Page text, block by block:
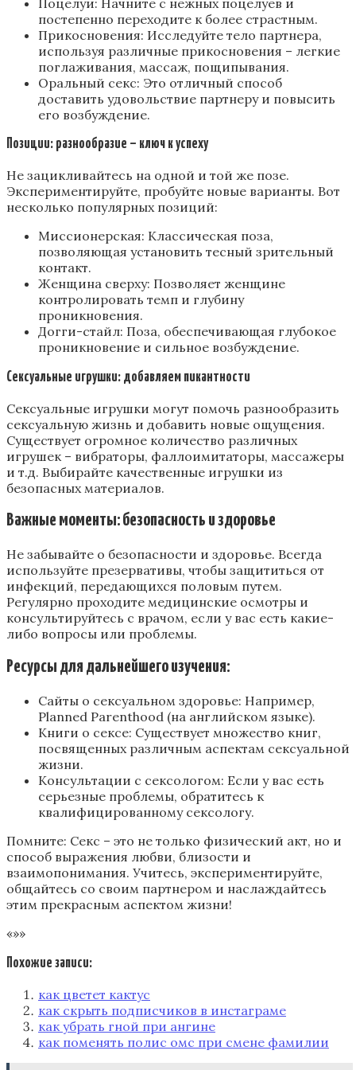
постепенно переходите к более страстным.
Прикосновения: Исследуйте тело партнера‚
используя различные прикосновения – легкие
поглаживания‚ массаж‚ пощипывания.
Оральный секс: Это отличный способ
доставить удовольствие партнеру и повысить
его возбуждение.
Позиции: разнообразие – ключ к успеху
Не зацикливайтесь на одной и той же позе.
Экспериментируйте‚ пробуйте новые варианты. Вот
несколько популярных позиций:
Миссионерская: Классическая поза‚
позволяющая установить тесный зрительный
контакт.
Женщина сверху: Позволяет женщине
контролировать темп и глубину
проникновения.
Догги-стайл: Поза‚ обеспечивающая глубокое
проникновение и сильное возбуждение.
Сексуальные игрушки: добавляем пикантности
Сексуальные игрушки могут помочь разнообразить
сексуальную жизнь и добавить новые ощущения.
Существует огромное количество различных
игрушек – вибраторы‚ фаллоимитаторы‚ массажеры
и т.д. Выбирайте качественные игрушки из
безопасных материалов.
Важные моменты: безопасность и здоровье
Не забывайте о безопасности и здоровье. Всегда
используйте презервативы‚ чтобы защититься от
инфекций‚ передающихся половым путем.
Регулярно проходите медицинские осмотры и
консультируйтесь с врачом‚ если у вас есть какие-
либо вопросы или проблемы.
Ресурсы для дальнейшего изучения:
Сайты о сексуальном здоровье: Например‚
Planned Parenthood (на английском языке).
Книги о сексе: Существует множество книг‚
посвященных различным аспектам сексуальной
жизни.
Консультации с сексологом: Если у вас есть
серьезные проблемы‚ обратитесь к
квалифицированному сексологу.
Помните: Секс – это не только физический акт‚ но и
способ выражения любви‚ близости и
взаимопонимания. Учитесь‚ экспериментируйте‚
общайтесь со своим партнером и наслаждайтесь
этим прекрасным аспектом жизни!
«»»
Похожие записи:
как цветет кактус
как скрыть подписчиков в инстаграме
как убрать гной при ангине
как поменять полис омс при смене фамилии